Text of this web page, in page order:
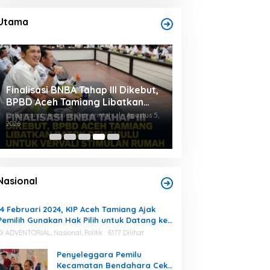
Finalisasi BNBA Tahap III Dikebut,
BPBD Aceh Tamiang Libatkan
Datok Penghulu untuk Vervali
Stimulan Rumah
Di Bencana, Headline, Pemerintah |
Agustus 5,
2026
Februari 2024, KIP Aceh Tamiang Ajak
Gunakan Hak Pilih untuk Datang ke
ADVENTORIAL, Nasional, Politik 6177 Dilihat
Penyeleggara Pemilu
Kecamatan Bendahara Cek